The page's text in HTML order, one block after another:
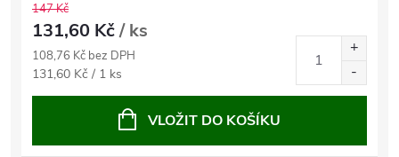
147 Kč
131,60 Kč/ ks
108,76 Kč bez DPH
Měrná
cena:
131,60 Kč / 1 ks
VLOŽIT DO KOŠÍKU